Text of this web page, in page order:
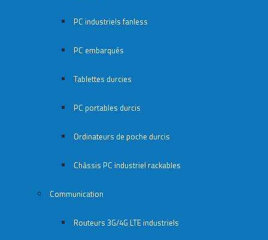
PC industriels fanless
PC embarqués
Tablettes durcies
PC portables durcis
Ordinateurs de poche durcis
Châssis PC industriel rackables​
Communication
Routeurs 3G/4G LTE industriels